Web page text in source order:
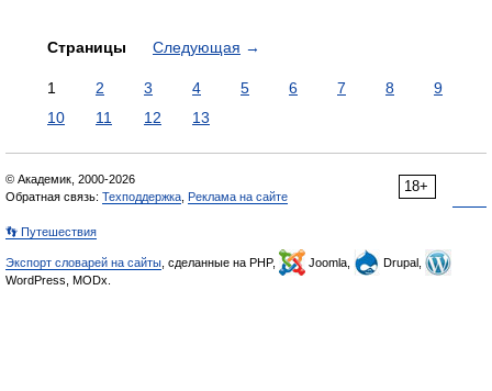
Страницы Следующая →
1 2 3 4 5 6 7 8
9
10
11 12 13
18+
© Академик, 2000-2026
Обратная связь: Техподдержка Реклама на сайте
👣 Путешествия
Экспорт словарей на сайты , сделанные на PHP, Joomla,
Drupal,
WordPress, MODx.